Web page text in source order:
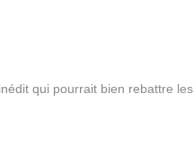
qui pourrait bien rebattre les